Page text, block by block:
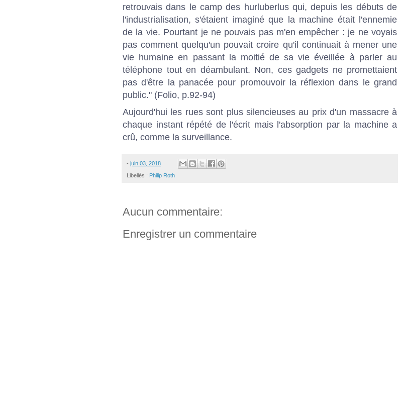
retrouvais dans le camp des hurluberlus qui, depuis les débuts de
l'industrialisation, s'étaient imaginé que la machine était l'ennemie
de la vie. Pourtant je ne pouvais pas m'en empêcher : je ne voyais
pas comment quelqu'un pouvait croire qu'il continuait à mener une
vie humaine en passant la moitié de sa vie éveillée à parler au
téléphone tout en déambulant. Non, ces gadgets ne promettaient
pas d'être la panacée pour promouvoir la réflexion dans le grand
public." (Folio, p.92-94)
Aujourd'hui les rues sont plus silencieuses au prix d'un massacre à
chaque instant répété de l'écrit mais l'absorption par la machine a
crû, comme la surveillance.
- juin 03, 2018
Libellés : Philip Roth
Aucun commentaire:
Enregistrer un commentaire